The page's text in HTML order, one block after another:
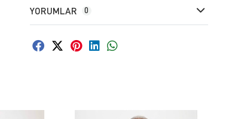
YORUMLAR 0